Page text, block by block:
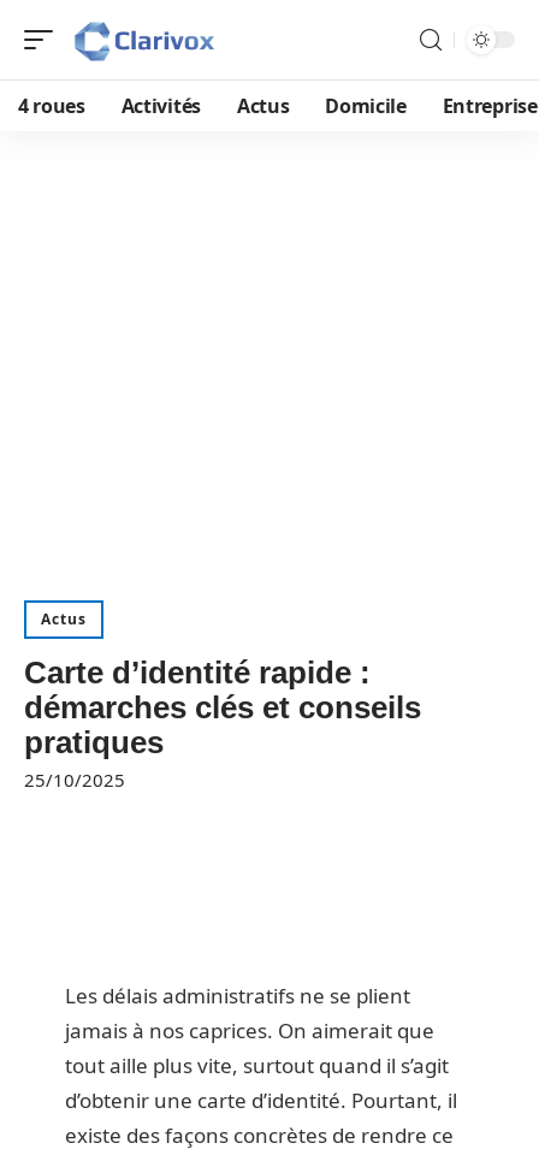
4 roues Activités Actus Domicile Entreprise
Actus
Carte d’identité rapide :
démarches clés et conseils
pratiques
25/10/2025
Les délais administratifs ne se plient
jamais à nos caprices. On aimerait que
tout aille plus vite, surtout quand il s’agit
d’obtenir une carte d’identité. Pourtant, il
existe des façons concrètes de rendre ce